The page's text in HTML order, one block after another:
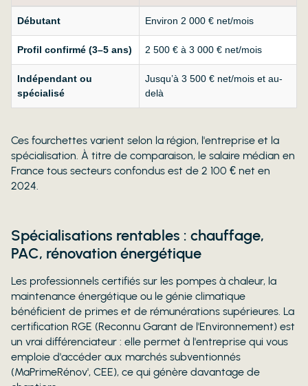
Débutant Environ 2 000 € net/mois
Profil confirmé (3–5 ans) 2 500 € à 3 000 € net/mois
Indépendant ou
spécialisé
Jusqu’à 3 500 € net/mois et au-
delà
Ces fourchettes varient selon la région, l'entreprise et la
spécialisation. À titre de comparaison, le salaire médian en
France tous secteurs confondus est de 2 100 € net en
2024.
Spécialisations rentables : chauffage,
PAC, rénovation énergétique
Les professionnels certifiés sur les pompes à chaleur, la
maintenance énergétique ou le génie climatique
bénéficient de primes et de rémunérations supérieures. La
certification RGE (Reconnu Garant de l'Environnement) est
un vrai différenciateur : elle permet à l'entreprise qui vous
emploie d'accéder aux marchés subventionnés
(MaPrimeRénov', CEE), ce qui génère davantage de